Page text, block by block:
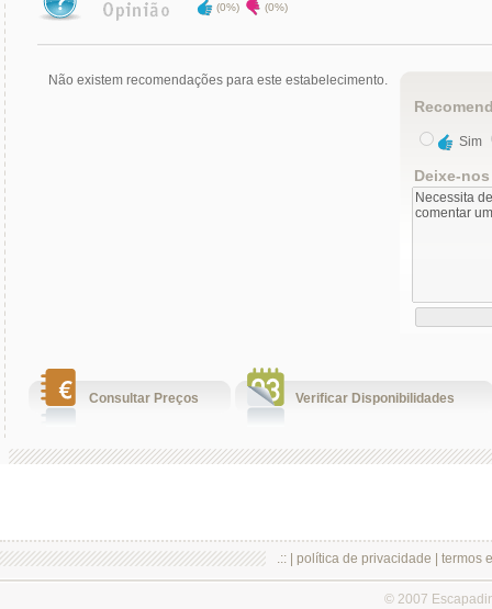
(0%) (0%)
Não existem recomendações para este estabelecimento.
Sim
Deixe-
Consultar Preços Verificar Disponibilidades
.:: | política de privacidade termos
© 2007